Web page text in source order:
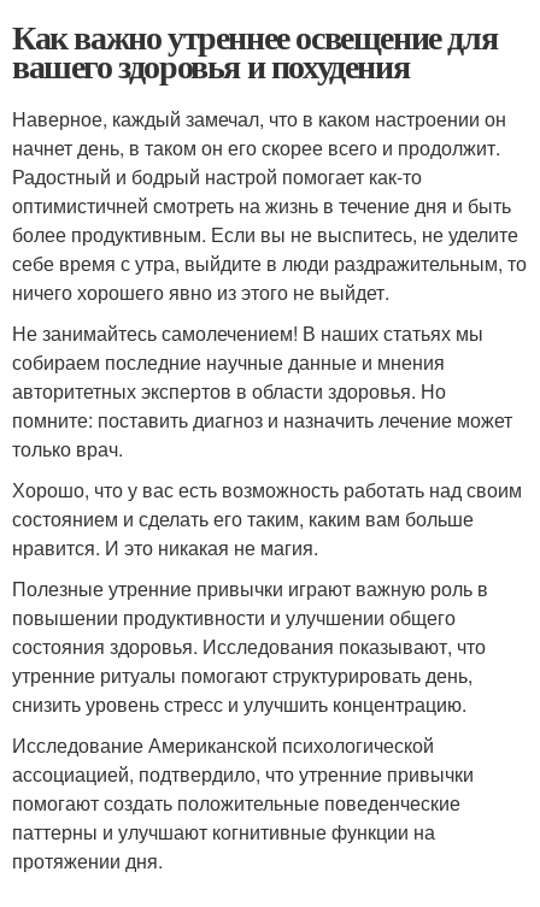
Как важно утреннее освещение для
вашего здоровья и похудения
Наверное, каждый замечал, что в каком настроении он
начнет день, в таком он его скорее всего и продолжит.
Радостный и бодрый настрой помогает как-то
оптимистичней смотреть на жизнь в течение дня и быть
более продуктивным. Если вы не выспитесь, не уделите
себе время с утра, выйдите в люди раздражительным, то
ничего хорошего явно из этого не выйдет.
Не занимайтесь самолечением! В наших статьях мы
собираем последние научные данные и мнения
авторитетных экспертов в области здоровья. Но
помните: поставить диагноз и назначить лечение может
только врач.
Хорошо, что у вас есть возможность работать над своим
состоянием и сделать его таким, каким вам больше
нравится. И это никакая не магия.
Полезные утренние привычки играют важную роль в
повышении продуктивности и улучшении общего
состояния здоровья. Исследования показывают, что
утренние ритуалы помогают структурировать день,
снизить уровень стресс и улучшить концентрацию.
Исследование Американской психологической
ассоциацией, подтвердило, что утренние привычки
помогают создать положительные поведенческие
паттерны и улучшают когнитивные функции на
протяжении дня.